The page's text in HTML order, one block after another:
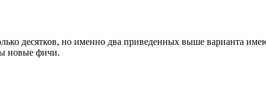
десятков, но именно два приведенных выше варианта
новые фичи.